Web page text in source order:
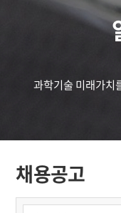
과학기술 미래가치
채용공고
알림